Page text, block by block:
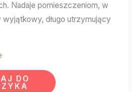
Nadaje pomieszczeniom, w
długo utrzymujący
DO